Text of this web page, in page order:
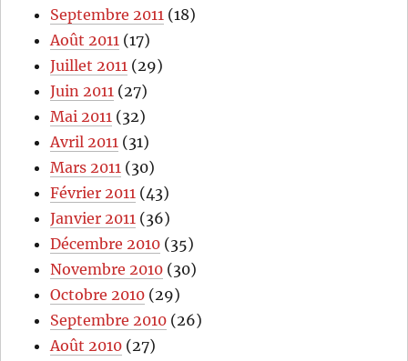
Septembre 2011 (18)
Août 2011 (17)
Juillet 2011 (29)
Juin 2011 (27)
Mai 2011 (32)
Avril 2011 (31)
Mars 2011 (30)
Février 2011 (43)
Janvier 2011 (36)
Décembre 2010 (35)
Novembre 2010 (30)
Octobre 2010 (29)
Septembre 2010 (26)
Août 2010 (27)